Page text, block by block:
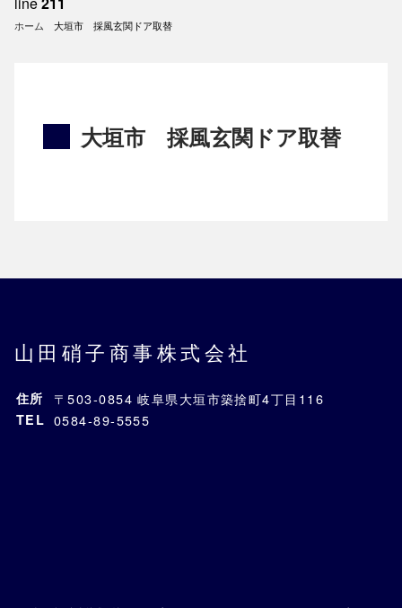
ホーム 大垣市 採風玄関ドア取替
大垣市 採風玄関ドア取替
山田硝子商事株式会社
住所 〒503-0854 岐阜県大垣市築捨町4丁目116
TEL 0584-89-5555